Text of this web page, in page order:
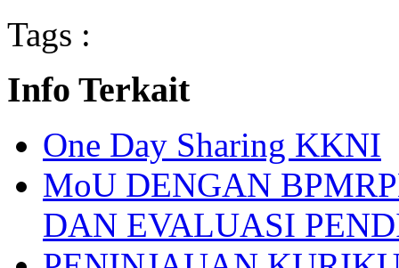
Tags :
Info Terkait
One Day Sharing KKNI
MoU DENGAN
DAN EVALUASI